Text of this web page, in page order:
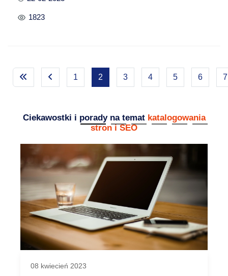
1823
1 2 3 4 5 6 7
Ciekawostki i porady na temat katalogowania
stron i SEO
08 kwiecień 2023